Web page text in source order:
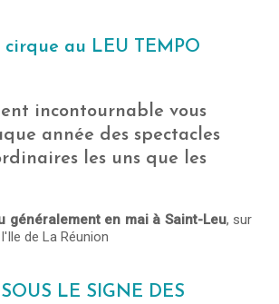
cirque au LEU TEMPO
incontournable vous
année des spectacles
les uns que les
généralement en mai à Saint-Leu, sur
de La Réunion
LE SIGNE DES